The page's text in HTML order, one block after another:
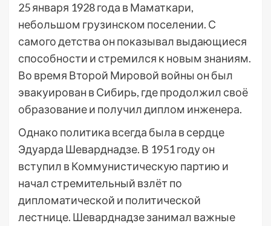
25 января 1928 года в Маматкари,
небольшом грузинском поселении. С
самого детства он показывал выдающиеся
способности и стремился к новым знаниям.
Во время Второй Мировой войны он был
эвакуирован в Сибирь, где продолжил своё
образование и получил диплом инженера.
Однако политика всегда была в сердце
Эдуарда Шеварднадзе. В 1951 году он
вступил в Коммунистическую партию и
начал стремительный взлёт по
дипломатической и политической
лестнице. Шеварднадзе занимал важные